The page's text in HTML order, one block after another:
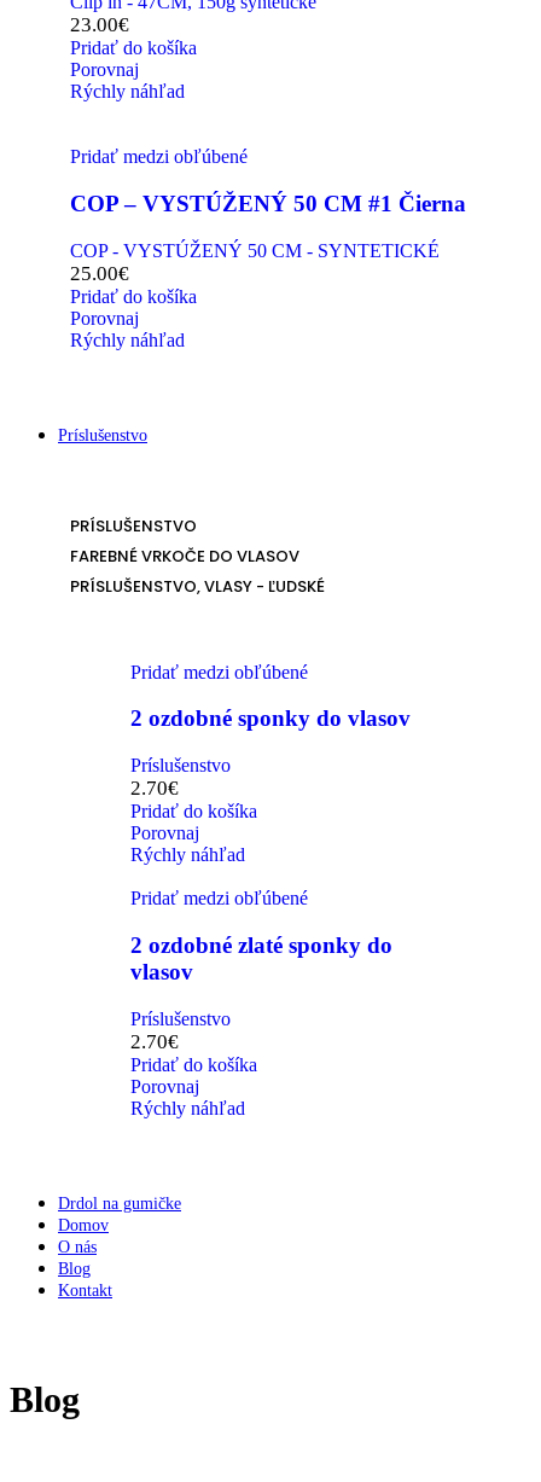
23.00€
Pridať do košíka
Porovnaj
Rýchly náhľad
Pridať medzi obľúbené
COP – VYSTÚŽENÝ 50 CM #1 Čierna
COP - VYSTÚŽENÝ 50 CM - SYNTETICKÉ
25.00€
Pridať do košíka
Porovnaj
Rýchly náhľad
Príslušenstvo
PRÍSLUŠENSTVO
FAREBNÉ VRKOČE DO VLASOV
PRÍSLUŠENSTVO, VLASY - ĽUDSKÉ
Pridať medzi obľúbené
2 ozdobné sponky do vlasov
Príslušenstvo
2.70€
Pridať do košíka
Porovnaj
Rýchly náhľad
Pridať medzi obľúbené
2 ozdobné zlaté sponky do
vlasov
Príslušenstvo
2.70€
Pridať do košíka
Porovnaj
Rýchly náhľad
Drdol na gumičke
Domov
O nás
Blog
Kontakt
Blog